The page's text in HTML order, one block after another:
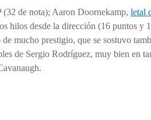
de nota); Aaron Doornekamp, letal
hilos desde la dirección (16 puntos y
mucho prestigio, que se sostuvo
de Sergio Rodríguez, muy bien en